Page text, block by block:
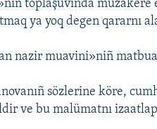
toplaşuvında
ya yoq degen qararnı
nazir muavini»niñ
sözlerine köre,
ve bu malümatnı